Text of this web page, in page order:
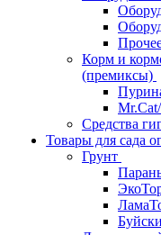
Корм и
(премиксы)
Средства
Товары для сада
Грунт